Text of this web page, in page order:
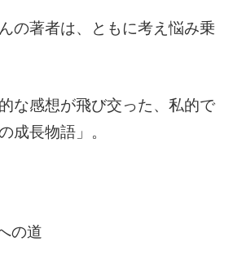
の著者は、ともに考え悩み乗
な感想が飛び交った、私的で
成長物語」。
の道